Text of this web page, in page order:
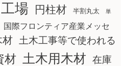
場 円柱材 半割丸太 単
国際フロンティア産業メッセ
材
土木工事等で使われる
材 土木用木材 在庫